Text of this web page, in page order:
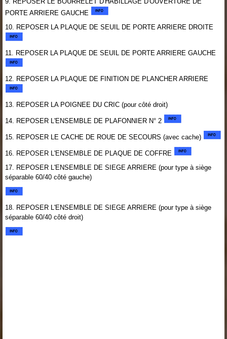
PORTE ARRIERE GAUCHE
10. REPOSER LA PLAQUE DE SEUIL DE PORTE ARRIERE DROITE
11. REPOSER LA PLAQUE DE SEUIL DE PORTE ARRIERE GAUCHE
12. REPOSER LA PLAQUE DE FINITION DE PLANCHER ARRIERE
13. REPOSER LA POIGNEE DU CRIC (pour côté droit)
14. REPOSER L'ENSEMBLE DE PLAFONNIER N° 2
15. REPOSER LE CACHE DE ROUE DE SECOURS (avec cache)
16. REPOSER L'ENSEMBLE DE PLAQUE DE COFFRE
17. REPOSER L'ENSEMBLE DE SIEGE ARRIERE (pour type à siège
séparable 60/40 côté gauche)
18. REPOSER L'ENSEMBLE DE SIEGE ARRIERE (pour type à siège
séparable 60/40 côté droit)